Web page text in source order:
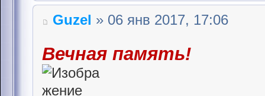
Guzel » 06 янв 2017, 17:06
Вечная память!